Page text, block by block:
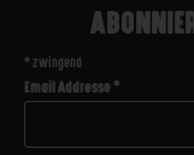
* zwingend
Email Addresse*